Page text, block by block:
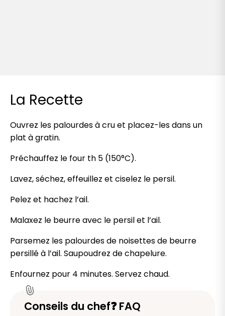
La Recette
Ouvrez les palourdes à cru et placez-les dans un
plat à gratin.
Préchauffez le four th 5 (150°C).
Lavez, séchez, effeuillez et ciselez le persil.
Pelez et hachez l’ail.
Malaxez le beurre avec le persil et l’ail.
Parsemez les palourdes de noisettes de beurre
persillé à l’ail. Saupoudrez de chapelure.
Enfournez pour 4 minutes. Servez chaud.
Conseils du chef❓ FAQ